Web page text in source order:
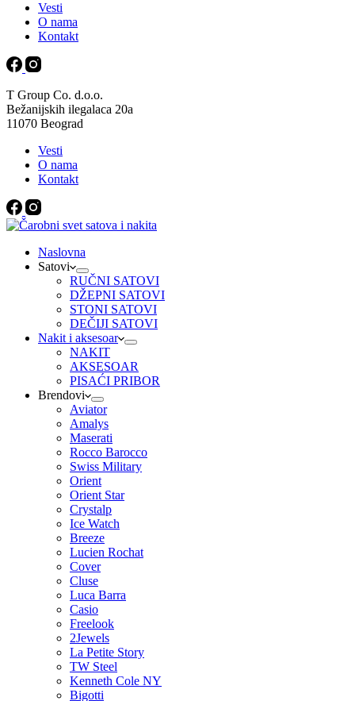
Vesti
O nama
Kontakt
T Group Co. d.o.o.
Bežanijskih ilegalaca 20a
11070 Beograd
Vesti
O nama
Kontakt
Naslovna
Satovi
RUČNI SATOVI
DŽEPNI SATOVI
STONI SATOVI
DEČIJI SATOVI
Nakit i aksesoar
NAKIT
AKSESOAR
PISAĆI PRIBOR
Brendovi
Aviator
Amalys
Maserati
Rocco Barocco
Swiss Military
Orient
Orient Star
Crystalp
Ice Watch
Breeze
Lucien Rochat
Cover
Cluse
Luca Barra
Casio
Freelook
2Jewels
La Petite Story
TW Steel
Kenneth Cole NY
Bigotti